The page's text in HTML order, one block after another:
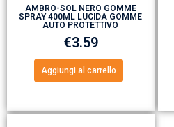
AMBRO-SOL NERO GOMME
SPRAY 400ML LUCIDA GOMME
AUTO PROTETTIVO
€3.59
Aggiungi al carrello